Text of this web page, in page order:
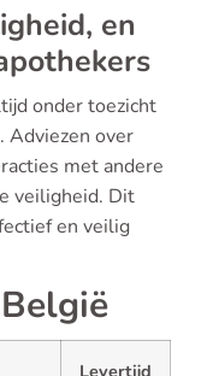
en
onder toezicht
Adviezen over
met andere
veiligheid. Dit
en veilig